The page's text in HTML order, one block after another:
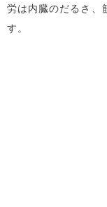
労は内臓のだるさ、
す。